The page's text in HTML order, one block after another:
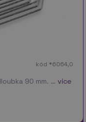
kód *6064,0
90 mm. … více